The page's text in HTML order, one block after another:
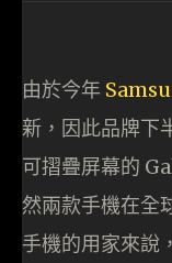
由於今年
新，因此品牌下
可摺疊屏幕的
然兩款手機在全
手機的用家來說